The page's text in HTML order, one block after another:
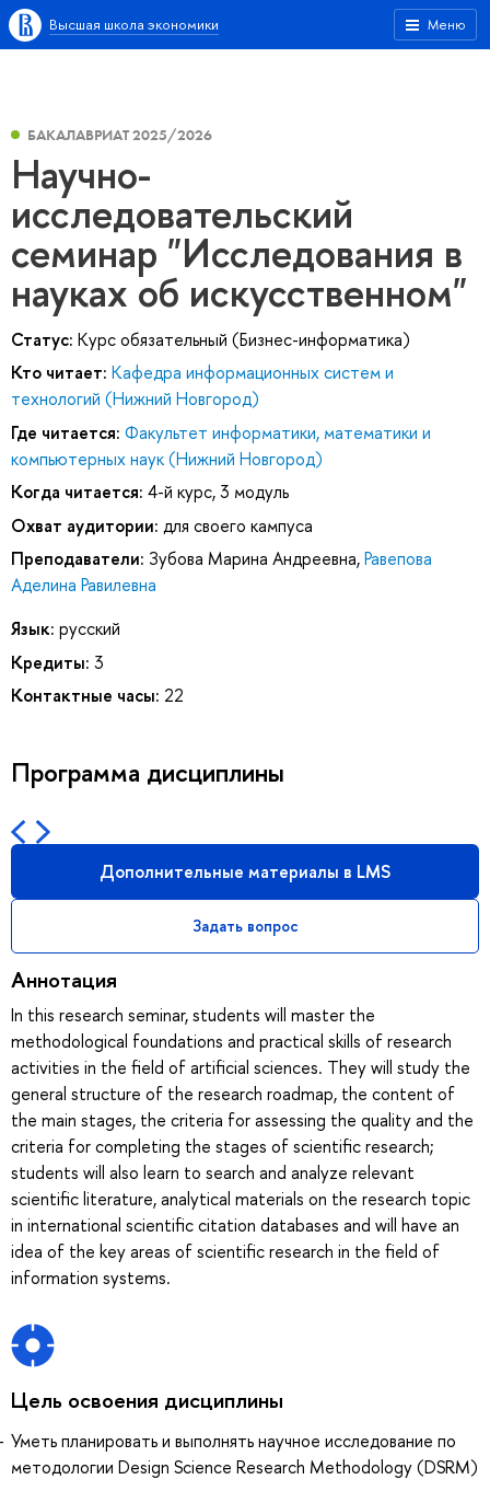
Меню
Высшая школа экономики
БАКАЛАВРИАТ 2025/2026
Научно-
исследовательский
семинар "Исследования в
науках об искусственном"
Статус: Курс обязательный (Бизнес-информатика)
Кто читает: Кафедра информационных систем и
технологий (Нижний Новгород)
Где читается: Факультет информатики, математики и
компьютерных наук (Нижний Новгород)
Когда читается: 4-й курс, 3 модуль
Охват аудитории: для своего кампуса
Преподаватели: Зубова Марина Андреевна,Равепова
Аделина Равилевна
Язык: русский
Кредиты: 3
Контактные часы: 22
Программа дисциплины
Дополнительные материалы в LMS
Задать вопрос
Аннотация
In this research seminar, students will master the
methodological foundations and practical skills of research
activities in the field of artificial sciences. They will study the
general structure of the research roadmap, the content of
the main stages, the criteria for assessing the quality and the
criteria for completing the stages of scientific research;
students will also learn to search and analyze relevant
scientific literature, analytical materials on the research topic
in international scientific citation databases and will have an
idea of ​​the key areas of scientific research in the field of
information systems.
Цель освоения дисциплины
Уметь планировать и выполнять научное исследование по
методологии Design Science Research Methodology (DSRM)